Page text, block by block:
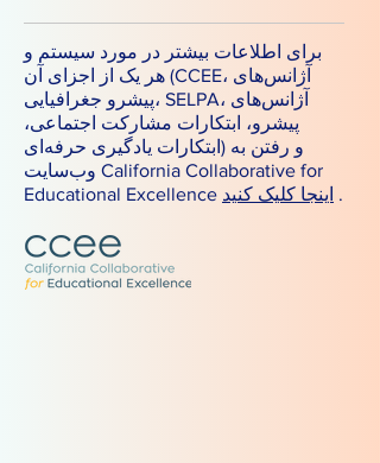
برای اطلاعات بیشتر در مورد سیستم و
هر یک از اجزای آن (CCEE، آژانس‌های
پیشرو جغرافیایی، SELPA، آژانس‌های
پیشرو، ابتکارات مشارکت اجتماعی،
ابتکارات یادگیری حرفه‌ای) و رفتن به
وب‌سایت California Collaborative for
Educational Excellence اینجا کلیک کنید .